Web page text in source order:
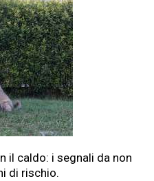
il caldo: i segnali da non
di rischio.